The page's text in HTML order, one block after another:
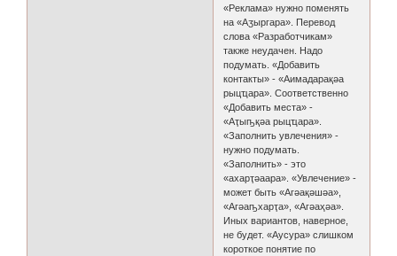
«Реклама» нужно поменять
на «Аӡыргара». Перевод
слова «Разработчикам»
также неудачен. Надо
подумать. «Добавить
контакты» - «Аимадарақәа
рыцҵара». Соответственно
«Добавить места» -
«Аҭыҧқәа рыцҵара».
«Заполнить увлечения» -
нужно подумать.
«Заполнить» - это
«ахарҭәаара». «Увлечение» -
может быть «Агәақәшәа»,
«Агәаҧхарҭа», «Агәаҳәа».
Иных вариантов, наверное,
не будет. «Аусура» слишком
короткое понятие по